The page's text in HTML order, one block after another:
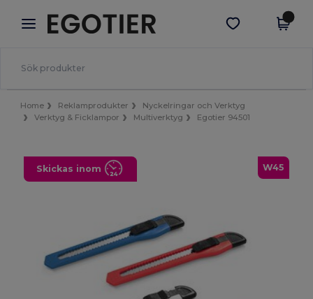
× Egotier-app
Bättre priser i appen!
Hämta app
Home Reklamprodukter
Nyckelringar och Verktyg
Verktyg & Ficklampor
Multiverktyg Egotier 94501
W45
Skickas inom